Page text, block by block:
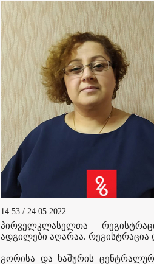
14:53 / 24.05.2022
პირველკლასელთა
ადგილები აღარაა.
გორისა და ხაშურის